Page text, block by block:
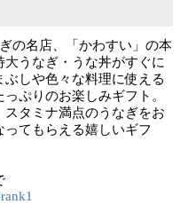
の名店、「かわすい」の本
うなぎ・うな丼がすぐに
しや色々な料理に使える
ぷりのお楽しみギフト。
タミナ満点のうなぎをお
てもらえる嬉しいギフ